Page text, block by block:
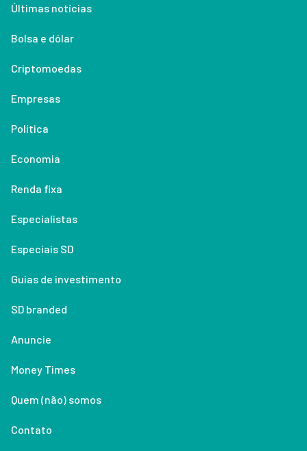
Últimas notícias
Bolsa e dólar
Criptomoedas
Empresas
Política
Economia
Renda fixa
Especialistas
Especiais SD
Guias de investimento
SD branded
Anuncie
Money Times
Quem (não) somos
Contato